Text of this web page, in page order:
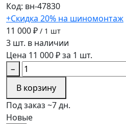
Код: вн-47830
+Скидка 20% на шиномонтаж
11 000 ₽ / 1 шт
3 шт. в наличии
Цена 11 000 ₽ за 1 шт.
−
В корзину
Под заказ ~7 дн.
Новые